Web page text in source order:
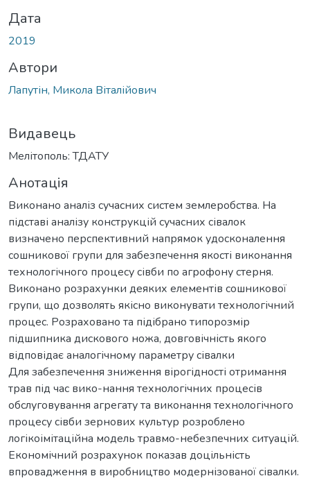
Дата
2019
Автори
Лапутін, Микола Віталійович
Видавець
Мелітополь: ТДАТУ
Анотація
Виконано аналіз сучасних систем землеробства. На
підставі аналізу конструкцій сучасних сівалок
визначено перспективний напрямок удосконалення
сошникової групи для забезпечення якості виконання
технологічного процесу сівби по агрофону стерня.
Виконано розрахунки деяких елементів сошникової
групи, що дозволять якісно виконувати технологічний
процес. Розраховано та підібрано типорозмір
підшипника дискового ножа, довговічність якого
відповідає аналогічному параметру сівалки
Для забезпечення зниження вірогідності отримання
трав під час вико-нання технологічних процесів
обслуговування агрегату та виконання технологічного
процесу сівби зернових культур розроблено
логікоімітаційна модель травмо-небезпечних ситуацій.
Економічний розрахунок показав доцільність
впровадження в виробництво модернізованої сівалки.